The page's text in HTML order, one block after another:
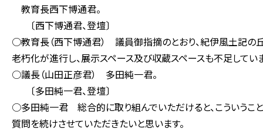
教育長西下博通君。
〔西下博通君、登壇〕
○教育長（西下博通君） 議員御指摘のとおり、紀伊風土記の
老朽化が進行し、展示スペース及び収蔵スペースも不足してい
○議長（山田正彦君） 多田純一君。
〔多田純一君、登壇〕
○多田純一君 総合的に取り組んでいただけると、こういうこ
質問を続けさせていただきたいと思います。